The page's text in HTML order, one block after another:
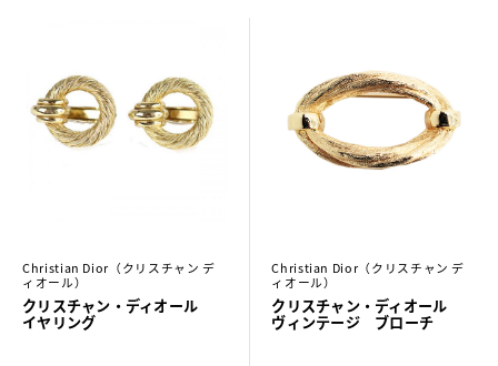
Christian Dior（クリスチャン デ
ィオール）
クリスチャン・ディオール
イヤリング
Christian Dior（クリスチャン デ
ィオール）
クリスチャン・ディオール
ヴィンテージ ブローチ